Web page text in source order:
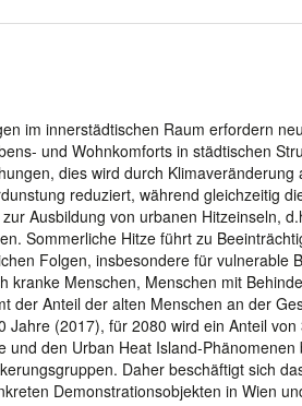
im innerstädtischen Raum erfordern
und Wohnkomforts in städtischen
dies wird durch Klimaveränderung
reduziert, während gleichzeitig
Ausbildung von urbanen Hitzeinseln,
Sommerliche Hitze führt zu
Folgen, insbesondere für vulnerable
Menschen, Menschen mit
der Anteil der alten Menschen an der
(2017), für 2080 wird ein Anteil
den Urban Heat Island-
Daher beschäftigt sich
Demonstrationsobjekten in Wien